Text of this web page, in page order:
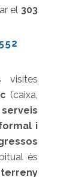
el 303
visites
(caixa,
serveis
i
és